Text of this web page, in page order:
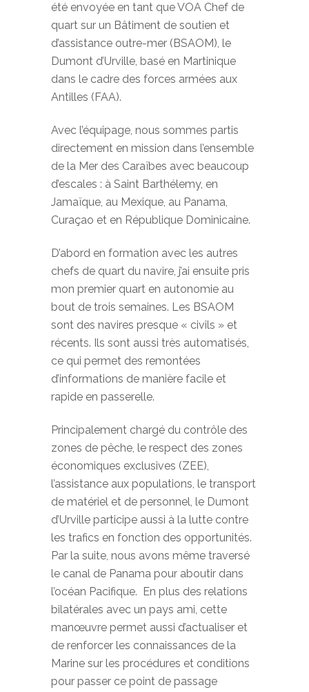
été envoyée en tant que VOA Chef de
quart sur un Bâtiment de soutien et
d’assistance outre-mer (BSAOM), le
Dumont d’Urville, basé en Martinique
dans le cadre des forces armées aux
Antilles (FAA).
Avec l’équipage, nous sommes partis
directement en mission dans l’ensemble
de la Mer des Caraïbes avec beaucoup
d’escales : à Saint Barthélemy, en
Jamaïque, au Mexique, au Panama,
Curaçao et en République Dominicaine.
D’abord en formation avec les autres
chefs de quart du navire, j’ai ensuite pris
mon premier quart en autonomie au
bout de trois semaines. Les BSAOM
sont des navires presque « civils » et
récents. Ils sont aussi très automatisés,
ce qui permet des remontées
d’informations de manière facile et
rapide en passerelle.
Principalement chargé du contrôle des
zones de pêche, le respect des zones
économiques exclusives (ZEE),
l’assistance aux populations, le transport
de matériel et de personnel, le Dumont
d’Urville participe aussi à la lutte contre
les trafics en fonction des opportunités.
Par la suite, nous avons même traversé
le canal de Panama pour aboutir dans
l’océan Pacifique. En plus des relations
bilatérales avec un pays ami, cette
manœuvre permet aussi d’actualiser et
de renforcer les connaissances de la
Marine sur les procédures et conditions
pour passer ce point de passage